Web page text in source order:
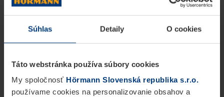
Súhlas Detaily O cookies
Táto webstránka používa súbory cookies
My spoločnosť Hörmann Slovenská republika s.r.o.
používame cookies na personalizovanie obsahov a